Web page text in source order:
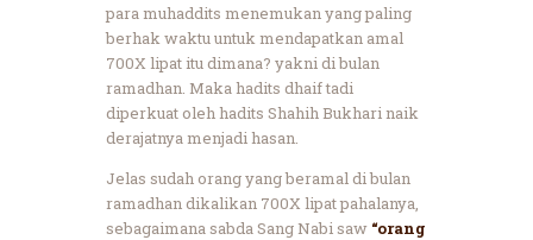
para muhaddits menemukan yang paling
berhak waktu untuk mendapatkan amal
700X lipat itu dimana? yakni di bulan
ramadhan. Maka hadits dhaif tadi
diperkuat oleh hadits Shahih Bukhari naik
derajatnya menjadi hasan.
Jelas sudah orang yang beramal di bulan
ramadhan dikalikan 700X lipat pahalanya,
sebagaimana sabda Sang Nabi saw “orang